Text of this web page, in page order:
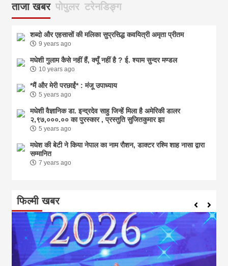
ताजा खबर पोपुलर टरेनडिङ्ग
शब्दो और एहसासों की मलिका सुप्रसिद्ध कवयित्री अमृता प्रीतम
9 years ago
मधेशी गुलाम कैसे नहीं हैं, क्यूँ नहीं है ? ई. श्याम सुन्दर मण्डल
10 years ago
*मैं और मेरी परछाईं* : मंजू उपाध्याय
5 years ago
मधेशी वैज्ञानिक डा. इन्द्रदेव साहु जिन्हें मिला है अमेरिकी डालर
२,९७,०००.०० का पुरस्कार , प्रस्तुति सुजितकुमार झा
5 years ago
मधेश की बेटी ने किया नेपाल का नाम राैशन, डाक्टर रश्मि शाह नासा द्वारा
सम्मानित
7 years ago
फिल्मी खबर